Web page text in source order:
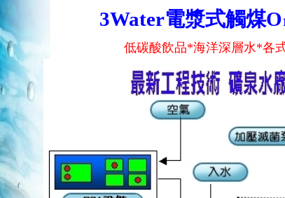
3Water電漿式觸煤O
低碳酸飲品*海洋深層水*各